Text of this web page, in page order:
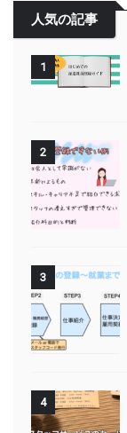
人気の記事
1
2
3
4